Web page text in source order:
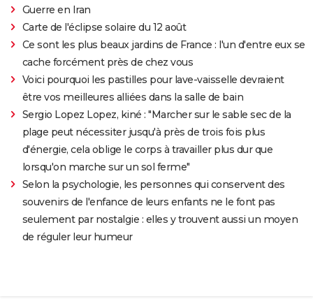
Guerre en Iran
Carte de l'éclipse solaire du 12 août
Ce sont les plus beaux jardins de France : l'un d'entre eux se
cache forcément près de chez vous
Voici pourquoi les pastilles pour lave-vaisselle devraient
être vos meilleures alliées dans la salle de bain
Sergio Lopez Lopez, kiné : "Marcher sur le sable sec de la
plage peut nécessiter jusqu'à près de trois fois plus
d'énergie, cela oblige le corps à travailler plus dur que
lorsqu'on marche sur un sol ferme"
Selon la psychologie, les personnes qui conservent des
souvenirs de l'enfance de leurs enfants ne le font pas
seulement par nostalgie : elles y trouvent aussi un moyen
de réguler leur humeur